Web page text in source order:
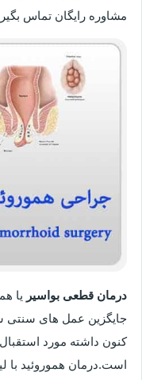
مشاوره رایگان تماس
درمان قطعی بواسیر یا
جایگزین عمل های سنتی
کنون داشته مورد
است.درمان هموروئید با